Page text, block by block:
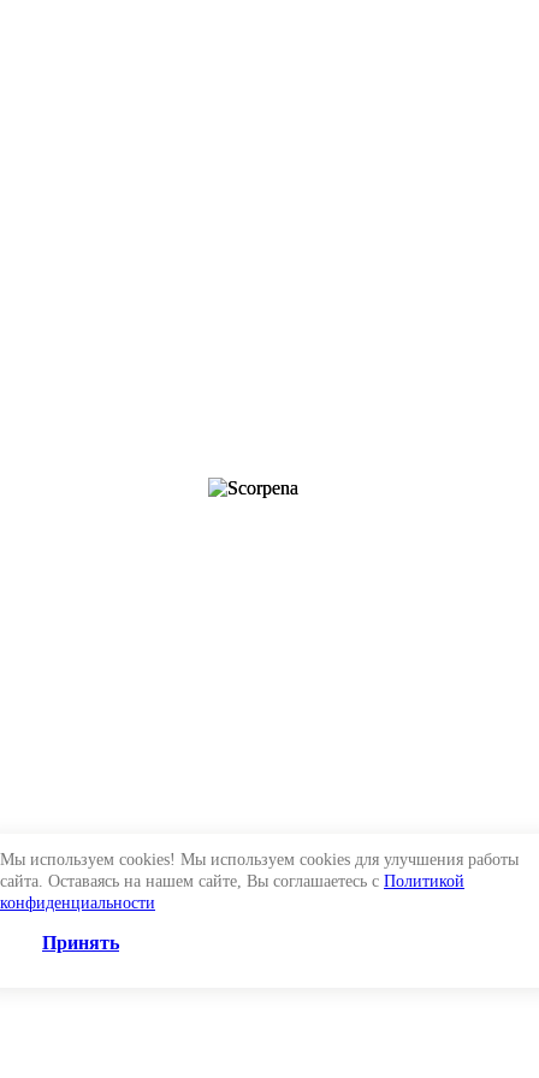
Мы используем cookies! Мы используем cookies для улучшения работы
сайта. Оставаясь на нашем сайте, Вы соглашаетесь с Политикой
конфиденциальности
Принять